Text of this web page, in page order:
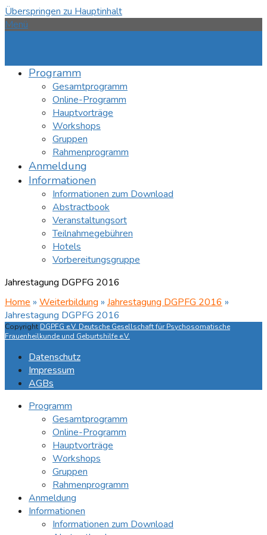
Überspringen zu Hauptinhalt
Menü
Programm
Gesamtprogramm
Online-Programm
Hauptvorträge
Workshops
Gruppen
Rahmenprogramm
Anmeldung
Informationen
Informationen zum Download
Abstractbook
Veranstaltungsort
Teilnahmegebühren
Hotels
Vorbereitungsgruppe
Jahrestagung DGPFG 2016
Home » Weiterbildung » Jahrestagung DGPFG 2016 »
Jahrestagung DGPFG 2016
Copyright DGPFG e.V. Deutsche Gesellschaft für Psychosomatische
Frauenheilkunde und Geburtshilfe e.V.
Datenschutz
Impressum
AGBs
Programm
Gesamtprogramm
Online-Programm
Hauptvorträge
Workshops
Gruppen
Rahmenprogramm
Anmeldung
Informationen
Informationen zum Download